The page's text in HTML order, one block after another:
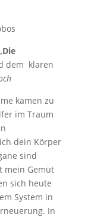
dem klaren
kamen zu
im Traum
dein Körper
sind
mein Gemüt
sich heute
System in
In